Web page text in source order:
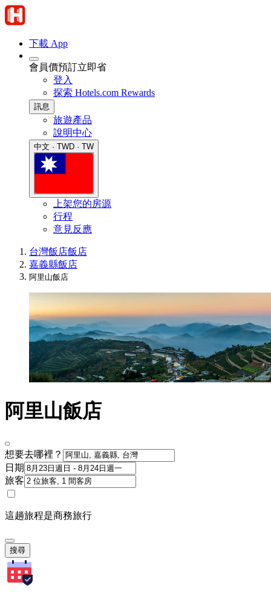
下載 App
會員價預訂立即省
登入
探索 Hotels.com Rewards
訊息
旅遊產品
說明中心
中文 · TWD · TW
上架您的房源
行程
意見反應
台灣飯店飯店
嘉義縣飯店
阿里山飯店
阿里山飯店
想要去哪裡？
日期
旅客
這趟旅程是商務旅行
搜尋